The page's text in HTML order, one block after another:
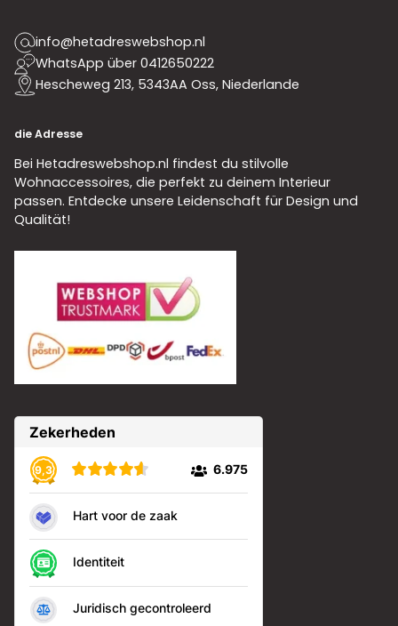
info@hetadreswebshop.nl
WhatsApp über 0412650222
Hescheweg 213, 5343AA Oss, Niederlande
die Adresse
Bei Hetadreswebshop.nl findest du stilvolle
Wohnaccessoires, die perfekt zu deinem Interieur
passen. Entdecke unsere Leidenschaft für Design und
Qualität!